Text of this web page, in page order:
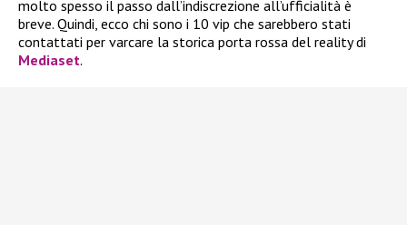
molto spesso il passo dall’indiscrezione all’ufficialità è
breve. Quindi, ecco chi sono i 10 vip che sarebbero stati
contattati per varcare la storica porta rossa del reality di
Mediaset.